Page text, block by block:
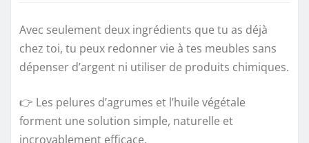
Avec seulement deux ingrédients que tu as déjà
chez toi, tu peux redonner vie à tes meubles sans
dépenser d’argent ni utiliser de produits chimiques.
👉 Les pelures d’agrumes et l’huile végétale
forment une solution simple, naturelle et
incroyablement efficace.